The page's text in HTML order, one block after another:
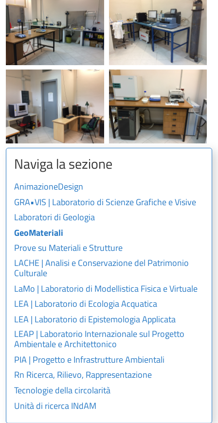
Naviga la sezione
AnimazioneDesign
GRA•VIS | Laboratorio di Scienze Grafiche e Visive
Laboratori di Geologia
GeoMateriali
Prove su Materiali e Strutture
LACHE | Analisi e Conservazione del Patrimonio
Culturale
LaMo | Laboratorio di Modellistica Fisica e Virtuale
LEA | Laboratorio di Ecologia Acquatica
LEA | Laboratorio di Epistemologia Applicata
LEAP | Laboratorio Internazionale sul Progetto
Ambientale e Architettonico
PIA | Progetto e Infrastrutture Ambientali
Rn Ricerca, Rilievo, Rappresentazione
Tecnologie della circolarità
Unità di ricerca INdAM